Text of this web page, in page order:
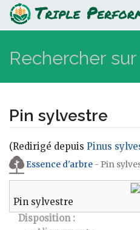
Pin sylvestre
Pin sylvestre
(Redirigé depuis Pinus
Aller à :navigation,
Essence d'arbre - Pin
Pin sylvestre
Disposition :